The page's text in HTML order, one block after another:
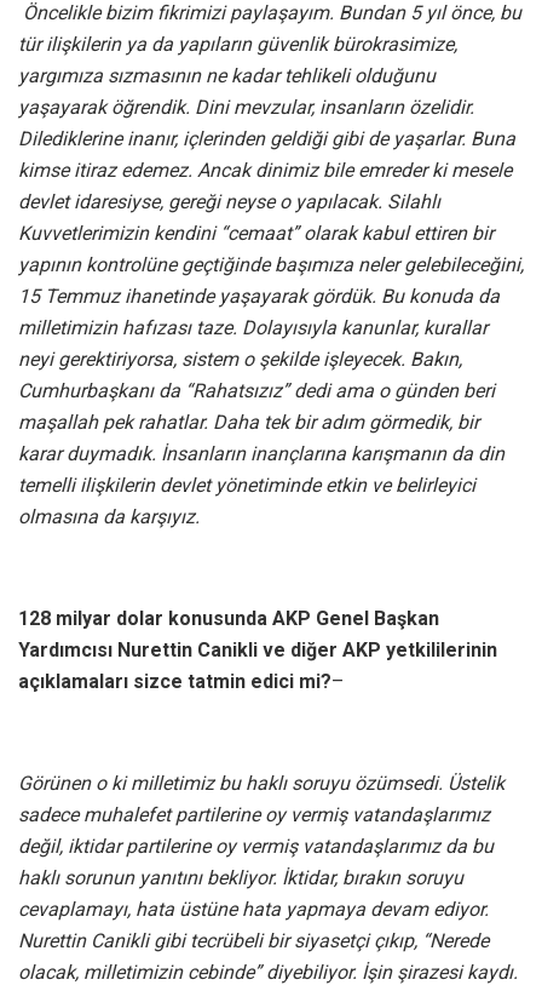
Öncelikle bizim fikrimizi paylaşayım. Bundan 5 yıl önce, bu
tür ilişkilerin ya da yapıların güvenlik bürokrasimize,
yargımıza sızmasının ne kadar tehlikeli olduğunu
yaşayarak öğrendik. Dini mevzular, insanların özelidir.
Dilediklerine inanır, içlerinden geldiği gibi de yaşarlar. Buna
kimse itiraz edemez. Ancak dinimiz bile emreder ki mesele
devlet idaresiyse, gereği neyse o yapılacak. Silahlı
Kuvvetlerimizin kendini “cemaat” olarak kabul ettiren bir
yapının kontrolüne geçtiğinde başımıza neler gelebileceğini,
15 Temmuz ihanetinde yaşayarak gördük. Bu konuda da
milletimizin hafızası taze. Dolayısıyla kanunlar, kurallar
neyi gerektiriyorsa, sistem o şekilde işleyecek. Bakın,
Cumhurbaşkanı da “Rahatsızız” dedi ama o günden beri
maşallah pek rahatlar. Daha tek bir adım görmedik, bir
karar duymadık. İnsanların inançlarına karışmanın da din
temelli ilişkilerin devlet yönetiminde etkin ve belirleyici
olmasına da karşıyız.
128 milyar dolar konusunda AKP Genel Başkan
Yardımcısı Nurettin Canikli ve diğer AKP yetkililerinin
açıklamaları sizce tatmin edici mi?–
Görünen o ki milletimiz bu haklı soruyu özümsedi. Üstelik
sadece muhalefet partilerine oy vermiş vatandaşlarımız
değil, iktidar partilerine oy vermiş vatandaşlarımız da bu
haklı sorunun yanıtını bekliyor. İktidar, bırakın soruyu
cevaplamayı, hata üstüne hata yapmaya devam ediyor.
Nurettin Canikli gibi tecrübeli bir siyasetçi çıkıp, “Nerede
olacak, milletimizin cebinde” diyebiliyor. İşin şirazesi kaydı.